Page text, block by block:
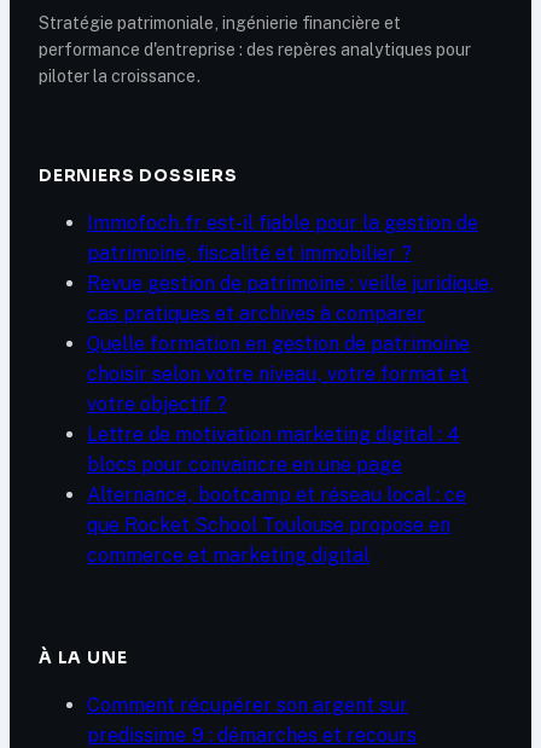
Stratégie patrimoniale, ingénierie financière et
performance d'entreprise : des repères analytiques pour
piloter la croissance.
DERNIERS DOSSIERS
Immofoch.fr est-il fiable pour la gestion de
patrimoine, fiscalité et immobilier ?
Revue gestion de patrimoine : veille juridique,
cas pratiques et archives à comparer
Quelle formation en gestion de patrimoine
choisir selon votre niveau, votre format et
votre objectif ?
Lettre de motivation marketing digital : 4
blocs pour convaincre en une page
Alternance, bootcamp et réseau local : ce
que Rocket School Toulouse propose en
commerce et marketing digital
À LA UNE
Comment récupérer son argent sur
predissime 9 : démarches et recours